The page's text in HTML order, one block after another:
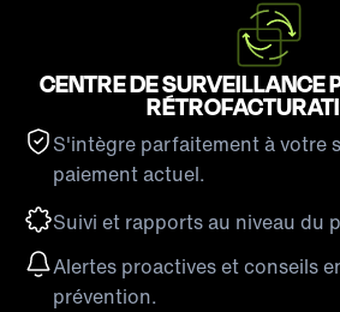
CENTRE DE SURVEILLANCE
S'intègre parfaitement à votre
paiement actuel.
Suivi et rapports au niveau du
Alertes proactives et conseils
prévention.